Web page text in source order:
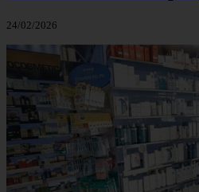
24/02/2026